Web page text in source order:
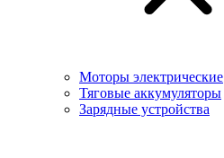
Моторы электрические
Тяговые аккумуляторы
Зарядные устройства